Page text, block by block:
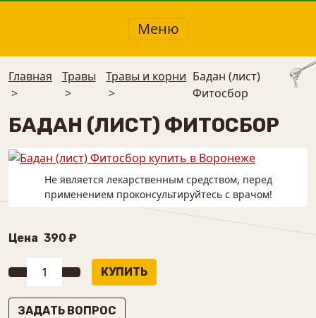
Меню
Главная
>
Травы
>
Травы и корни
>
Бадан (лист)
Фитосбор
БАДАН (ЛИСТ) ФИТОСБОР
Не является лекарственным средством, перед
применением проконсультируйтесь с врачом!
Цена 390 ₽
ЗАДАТЬ ВОПРОС